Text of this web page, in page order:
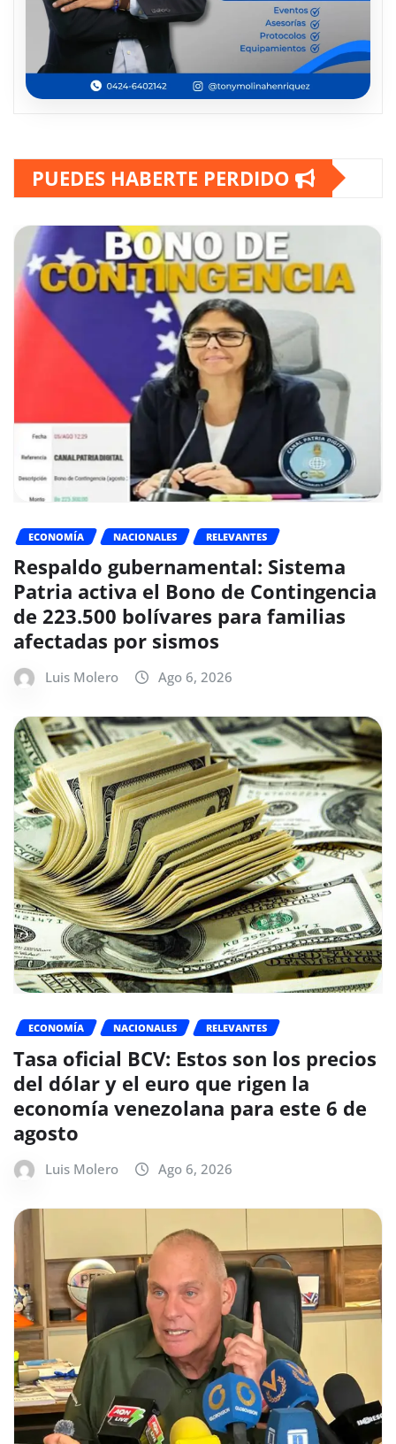
PUEDES HABERTE PERDIDO
ECONOMÍA NACIONALES RELEVANTES
Respaldo gubernamental: Sistema
Patria activa el Bono de Contingencia
de 223.500 bolívares para familias
afectadas por sismos
Luis Molero Ago 6, 2026
ECONOMÍA NACIONALES RELEVANTES
Tasa oficial BCV: Estos son los precios
del dólar y el euro que rigen la
economía venezolana para este 6 de
agosto
Luis Molero Ago 6, 2026